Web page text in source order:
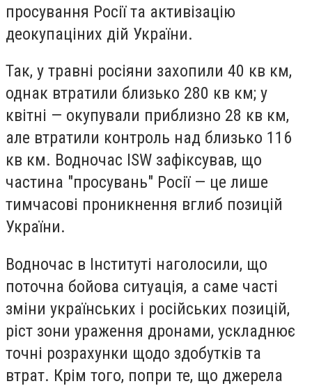
просування Росії та активізацію
деокупаціних дій України.
Так, у травні росіяни захопили 40 кв км,
однак втратили близько 280 кв км; у
квітні — окупували приблизно 28 кв км,
але втратили контроль над близько 116
кв км. Водночас ISW зафіксував, що
частина "просувань" Росії — це лише
тимчасові проникнення вглиб позицій
України.
Водночас в Інституті наголосили, що
поточна бойова ситуація, а саме часті
зміни українських і російських позицій,
ріст зони ураження дронами, ускладнює
точні розрахунки щодо здобутків та
втрат. Крім того, попри те, що джерела